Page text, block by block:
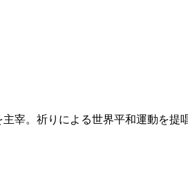
宰。祈りによる世界平和運動を